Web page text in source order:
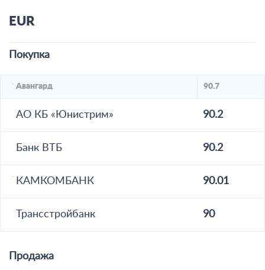
EUR
Покупка
Авангард 90.7
АО КБ «Юнистрим» 90.2
Банк ВТБ 90.2
КАМКОМБАНК 90.01
Трансстройбанк 90
Продажа